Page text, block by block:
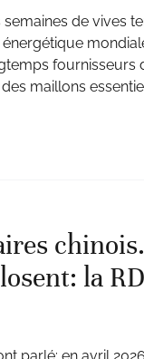
de vives
fournisseurs
maillons
la